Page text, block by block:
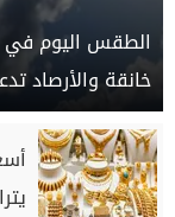
الطقس اليوم في
خانقة والأرصاد